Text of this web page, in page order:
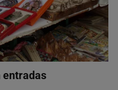
entradas